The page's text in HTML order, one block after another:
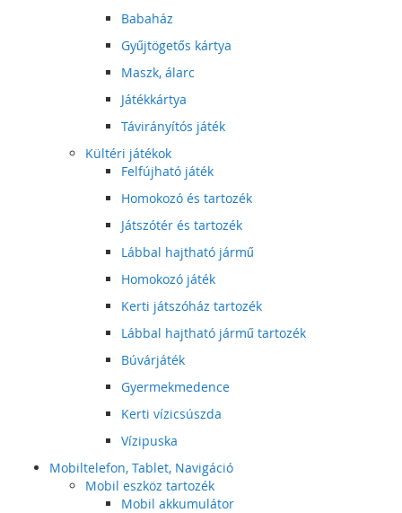
Babaház
Gyűjtögetős kártya
Maszk, álarc
Játékkártya
Távirányítós játék
Kültéri játékok
Felfújható játék
Homokozó és tartozék
Játszótér és tartozék
Lábbal hajtható jármű
Homokozó játék
Kerti játszóház tartozék
Lábbal hajtható jármű tartozék
Búvárjáték
Gyermekmedence
Kerti vízicsúszda
Vízipuska
Mobiltelefon, Tablet, Navigáció
Mobil eszköz tartozék
Mobil akkumulátor